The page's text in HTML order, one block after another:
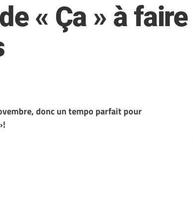
« Ça » à
donc un tempo parfait pour